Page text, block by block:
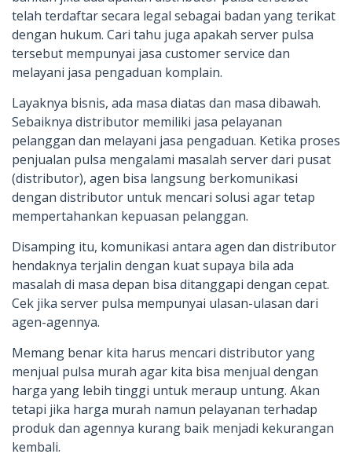
telah terdaftar secara legal sebagai badan yang terikat
dengan hukum. Cari tahu juga apakah server pulsa
tersebut mempunyai jasa customer service dan
melayani jasa pengaduan komplain.
Layaknya bisnis, ada masa diatas dan masa dibawah.
Sebaiknya distributor memiliki jasa pelayanan
pelanggan dan melayani jasa pengaduan. Ketika proses
penjualan pulsa mengalami masalah server dari pusat
(distributor), agen bisa langsung berkomunikasi
dengan distributor untuk mencari solusi agar tetap
mempertahankan kepuasan pelanggan.
Disamping itu, komunikasi antara agen dan distributor
hendaknya terjalin dengan kuat supaya bila ada
masalah di masa depan bisa ditanggapi dengan cepat.
Cek jika server pulsa mempunyai ulasan-ulasan dari
agen-agennya.
Memang benar kita harus mencari distributor yang
menjual pulsa murah agar kita bisa menjual dengan
harga yang lebih tinggi untuk meraup untung. Akan
tetapi jika harga murah namun pelayanan terhadap
produk dan agennya kurang baik menjadi kekurangan
kembali.